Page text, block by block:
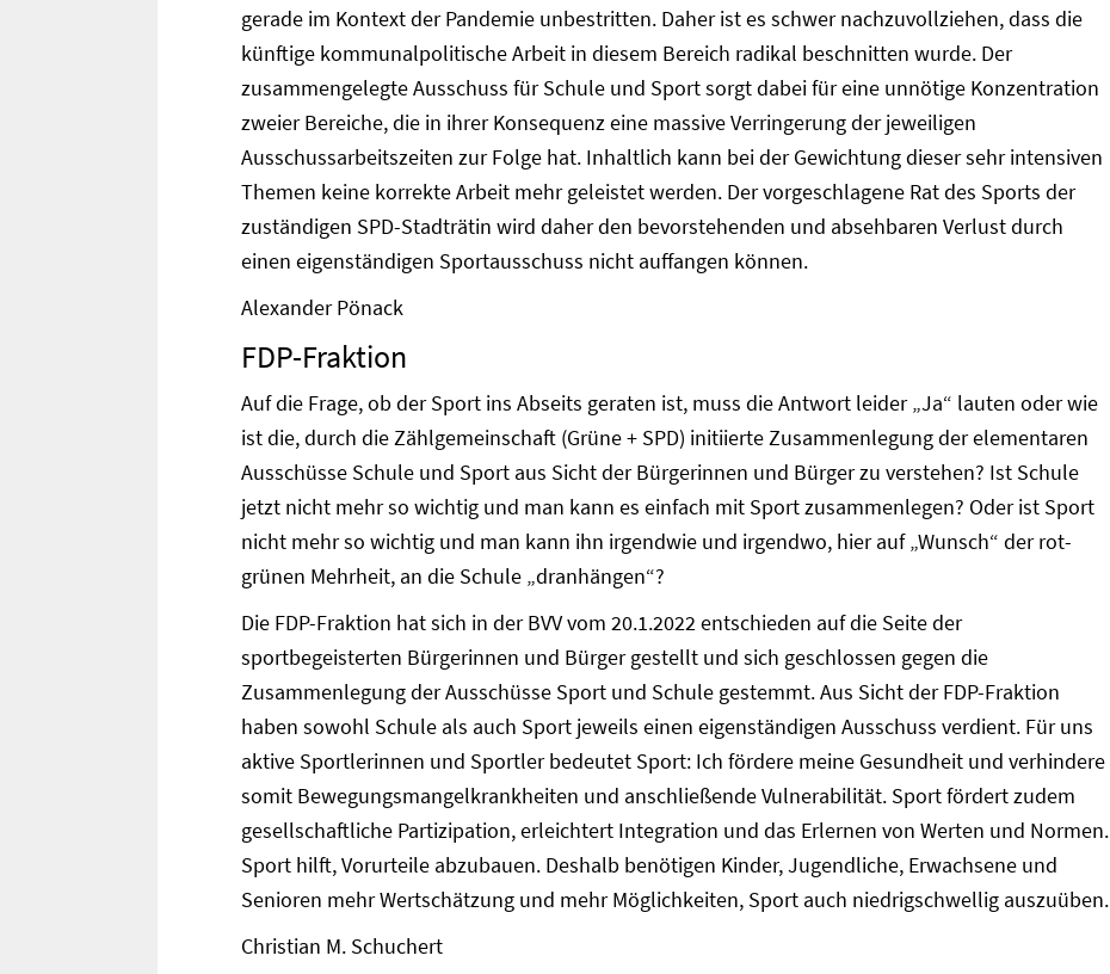
gerade im Kontext der Pandemie unbestritten. Daher ist es schwer nachzuvollziehen, dass die
künftige kommunalpolitische Arbeit in diesem Bereich radikal beschnitten wurde. Der
zusammengelegte Ausschuss für Schule und Sport sorgt dabei für eine unnötige Konzentration
zweier Bereiche, die in ihrer Konsequenz eine massive Verringerung der jeweiligen
Ausschussarbeitszeiten zur Folge hat. Inhaltlich kann bei der Gewichtung dieser sehr intensiven
Themen keine korrekte Arbeit mehr geleistet werden. Der vorgeschlagene Rat des Sports der
zuständigen SPD-Stadträtin wird daher den bevorstehenden und absehbaren Verlust durch
einen eigenständigen Sportausschuss nicht auffangen können.
Alexander Pönack
FDP-Fraktion
Auf die Frage, ob der Sport ins Abseits geraten ist, muss die Antwort leider „Ja“ lauten oder wie
ist die, durch die Zählgemeinschaft (Grüne + SPD) initiierte Zusammenlegung der elementaren
Ausschüsse Schule und Sport aus Sicht der Bürgerinnen und Bürger zu verstehen? Ist Schule
jetzt nicht mehr so wichtig und man kann es einfach mit Sport zusammenlegen? Oder ist Sport
nicht mehr so wichtig und man kann ihn irgendwie und irgendwo, hier auf „Wunsch“ der rot-
grünen Mehrheit, an die Schule „dranhängen“?
Die FDP-Fraktion hat sich in der BVV vom 20.1.2022 entschieden auf die Seite der
sportbegeisterten Bürgerinnen und Bürger gestellt und sich geschlossen gegen die
Zusammenlegung der Ausschüsse Sport und Schule gestemmt. Aus Sicht der FDP-Fraktion
haben sowohl Schule als auch Sport jeweils einen eigenständigen Ausschuss verdient. Für uns
aktive Sportlerinnen und Sportler bedeutet Sport: Ich fördere meine Gesundheit und verhindere
somit Bewegungsmangelkrankheiten und anschließende Vulnerabilität. Sport fördert zudem
gesellschaftliche Partizipation, erleichtert Integration und das Erlernen von Werten und Normen.
Sport hilft, Vorurteile abzubauen. Deshalb benötigen Kinder, Jugendliche, Erwachsene und
Senioren mehr Wertschätzung und mehr Möglichkeiten, Sport auch niedrigschwellig auszuüben.
Christian M. Schuchert